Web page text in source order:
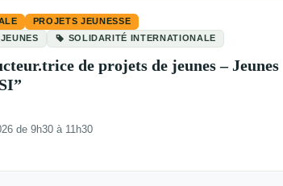
PROJETS JEUNESSE
SOLIDARITÉ INTERNATIONALE
de projets de jeunes – Jeunes
de 9h30 à 11h30